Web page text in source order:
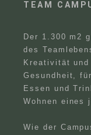
TEAM
Der 1.300 m2
des
Kreativität
Gesundheit,
Essen und
Wohnen eines
Wie der